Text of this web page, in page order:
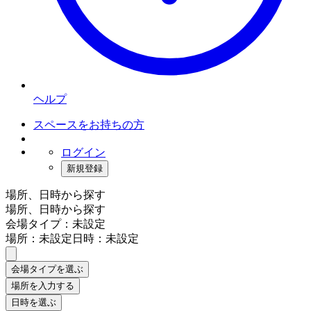
ヘルプ
スペースをお持ちの方
ログイン
新規登録
場所、日時から探す
場所、日時から探す
会場タイプ：未設定
場所：未設定日時：未設定
会場タイプを選ぶ
場所を入力する
日時を選ぶ